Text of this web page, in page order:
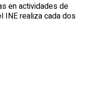
en actividades de
INE realiza cada dos